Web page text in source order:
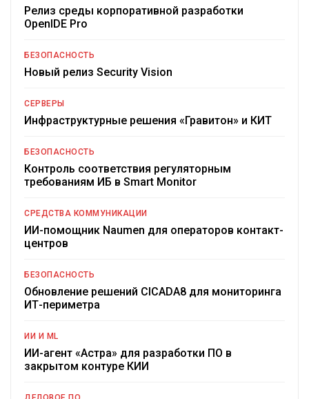
Релиз среды корпоративной разработки
OpenIDE Pro
БЕЗОПАСНОСТЬ
Новый релиз Security Vision
СЕРВЕРЫ
Инфраструктурные решения «Гравитон» и КИТ
БЕЗОПАСНОСТЬ
Контроль соответствия регуляторным
требованиям ИБ в Smart Monitor
СРЕДСТВА КОММУНИКАЦИИ
ИИ-помощник Naumen для операторов контакт-
центров
БЕЗОПАСНОСТЬ
Обновление решений CICADA8 для мониторинга
ИТ-периметра
ИИ И ML
ИИ-агент «Астра» для разработки ПО в
закрытом контуре КИИ